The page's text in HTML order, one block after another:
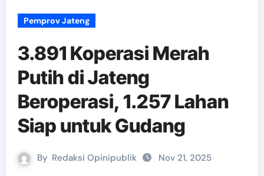
Pemprov Jateng
3.891 Koperasi Merah
Putih di Jateng
Beroperasi, 1.257 Lahan
Siap untuk Gudang
By Redaksi Opinipublik Nov 21, 2025